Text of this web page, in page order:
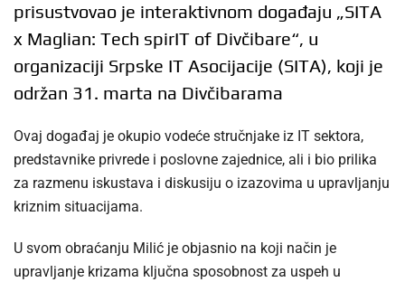
prisustvovao je interaktivnom događaju „SITA
x Maglian: Tech spirIT of Divčibare“, u
organizaciji Srpske IT Asocijacije (SITA), koji je
održan 31. marta na Divčibarama
Ovaj događaj je okupio vodeće stručnjake iz IT sektora,
predstavnike privrede i poslovne zajednice, ali i bio prilika
za razmenu iskustava i diskusiju o izazovima u upravljanju
kriznim situacijama.
U svom obraćanju Milić je objasnio na koji način je
upravljanje krizama ključna sposobnost za uspeh u